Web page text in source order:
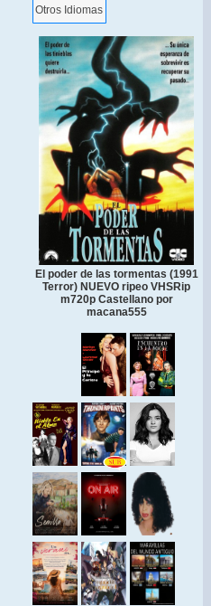
Otros Idiomas
El poder de las tormentas (1991
Terror) NUEVO ripeo VHSRip
m720p Castellano por
macana555